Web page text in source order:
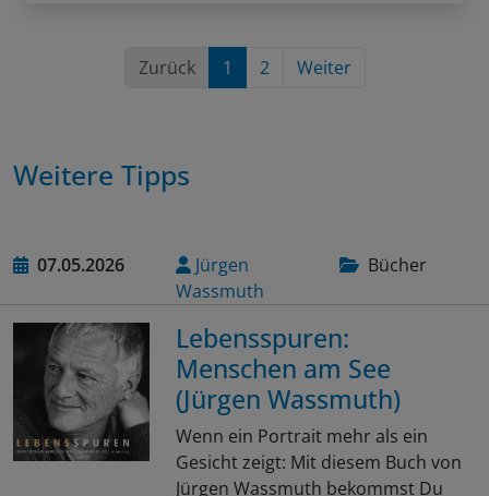
Zurück 1 2 Weiter
Weitere Tipps
07.05.2026
Jürgen
Wassmuth
Bücher
Lebensspuren:
Menschen am See
(Jürgen Wassmuth)
Wenn ein Portrait mehr als ein
Gesicht zeigt: Mit diesem Buch von
Jürgen Wassmuth bekommst Du